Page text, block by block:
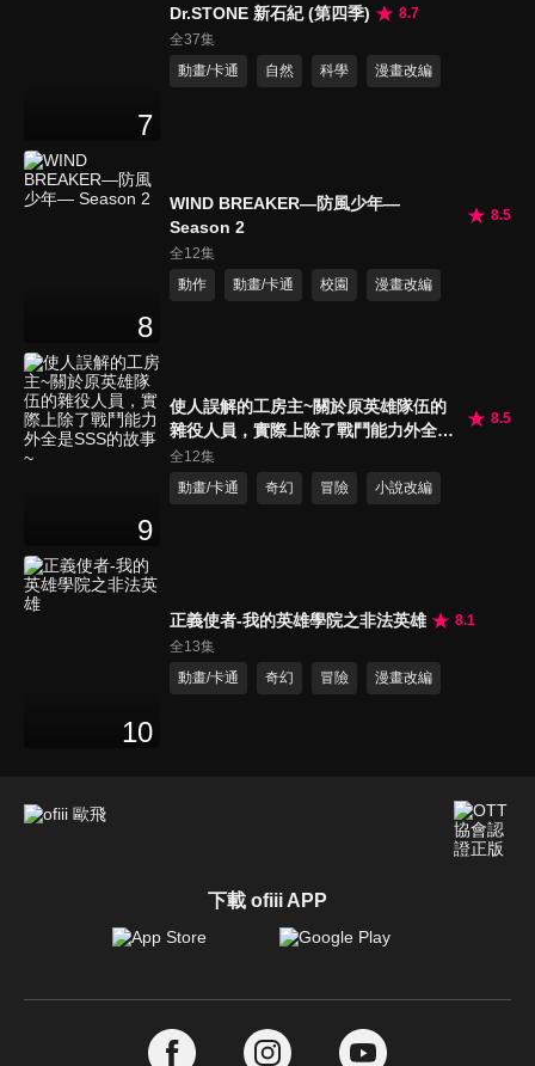
7
Dr.STONE 新石紀 (第四季)
8.7
全37集
動畫/卡通
自然 科學 漫畫改編
8
WIND BREAKER—防風少年—
Season 2
8.5
全12集
動作
動畫/卡通 校園 漫畫改編
9
使人誤解的工房主~關於原英雄隊伍的
雜役人員，實際上除了戰鬥能力外全是
SSS的故事~
8.5
全12集
動畫/卡通
奇幻 冒險 小說改編
10
正義使者-我的英雄學院之非法英雄
8.1
全13集
動畫/卡通
奇幻 冒險 漫畫改編
下載 ofiii APP